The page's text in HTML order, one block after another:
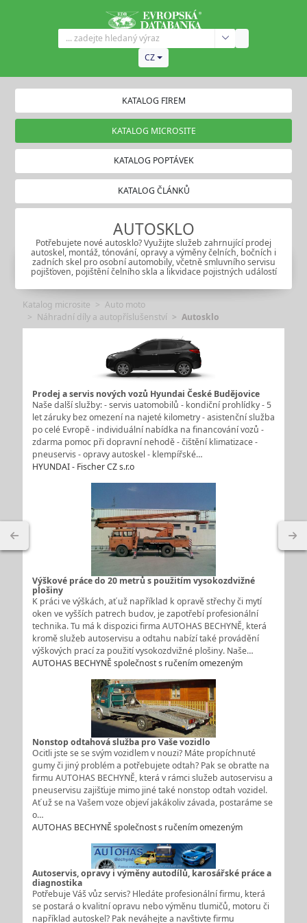
CZ
KATALOG FIREM
KATALOG MICROSITE
KATALOG POPTÁVEK
KATALOG ČLÁNKŮ
AUTOSKLO
Potřebujete nové autosklo? Využijte služeb zahrnující prodej
autoskel, montáž, tónování, opravy a výměny čelních, bočních i
zadních skel pro osobní automobily, včetně smluvního servisu
pojišťoven, pojištění čelního skla a likvidace pojistných událostí
Katalog microsite
Auto moto
Náhradní díly a autopříslušenství
Autosklo
Prodej a servis nových vozů Hyundai České Budějovice
Naše další služby: - servis uatomobilů - kondiční prohlídky - 5
let záruky bez omezení na najeté kilometry - asistenční služba
po celé Evropě - individuální nabídka na financování vozů -
zdarma pomoc při dopravní nehodě - čištění klimatizace -
pneuservis - opravy autoskel - klempířské…
HYUNDAI - Fischer CZ s.r.o
Výškové práce do 20 metrů s použitím vysokozdvižné
plošiny
K práci ve výškách, ať už například k opravě střechy či mytí
oken ve vyšších patrech budov, je zapotřebí profesionální
technika. Tu má k dispozici firma AUTOHAS BECHYNĚ, která
kromě služeb autoservisu a odtahu nabízí také provádění
výškových prací za použití vysokozdvižné plošiny. Naše…
AUTOHAS BECHYNĚ společnost s ručením omezeným
Nonstop odtahová služba pro Vaše vozidlo
Ocitli jste se se svým vozidlem v nouzi? Máte propíchnuté
gumy či jiný problém a potřebujete odtah? Pak se obraťte na
firmu AUTOHAS BECHYNĚ, která v rámci služeb autoservisu a
pneuservisu zajišťuje mimo jiné také nonstop odtah vozidel.
Ať už se na Vašem voze objeví jakákoliv závada, postaráme se
o…
AUTOHAS BECHYNĚ společnost s ručením omezeným
Autoservis, opravy i výměny autodílů, karosářské práce a
diagnostika
Potřebuje Váš vůz servis? Hledáte profesionální firmu, která
se postará o kvalitní opravu nebo výměnu tlumičů, motoru či
například autoskel? Pak neváhejte a navštivte firmu